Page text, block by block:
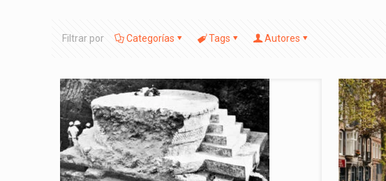
Filtrar por Categorías Tags Autores